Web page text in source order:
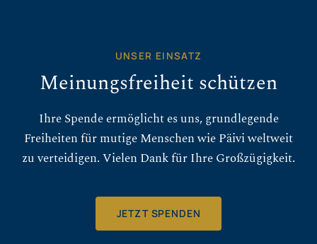
UNSER EINSATZ
Meinungsfreiheit schützen
Ihre Spende ermöglicht es uns, grundlegende
Freiheiten für mutige Menschen wie Päivi weltweit
zu verteidigen. Vielen Dank für Ihre Großzügigkeit.
JETZT SPENDEN